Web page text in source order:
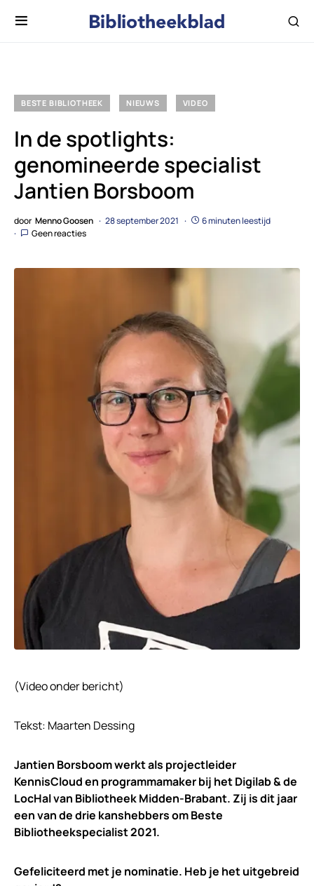
BESTE BIBLIOTHEEK NIEUWS VIDEO
In de spotlights:
genomineerde specialist
Jantien Borsboom
door Menno Goosen 28 september 2021
6 minuten leestijd
Geen reacties
(Video onder bericht)
Tekst: Maarten Dessing
Jantien Borsboom werkt als projectleider
KennisCloud en programmamaker bij het Digilab & de
LocHal van Bibliotheek Midden-Brabant. Zij is dit jaar
een van de drie kanshebbers om Beste
Bibliotheekspecialist 2021.
Gefeliciteerd met je nominatie. Heb je het uitgebreid